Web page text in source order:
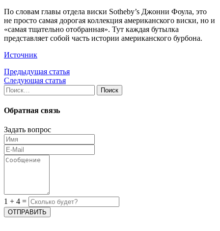
По словам главы отдела виски Sotheby’s Джонни Фоула, это
не просто самая дорогая коллекция американского виски, но и
«самая тщательно отобранная». Тут каждая бутылка
представляет собой часть истории американского бурбона.
Источник
Предыдущая статья
Следующая статья
Найти:
Обратная связь
Задать вопрос
1 + 4 =